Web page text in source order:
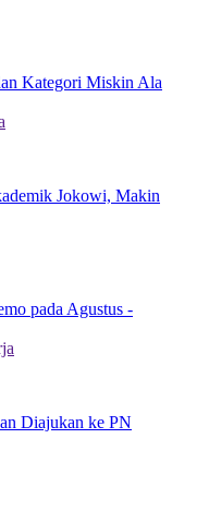
Kategori Miskin Ala
Jokowi, Makin
pada Agustus -
Diajukan ke PN